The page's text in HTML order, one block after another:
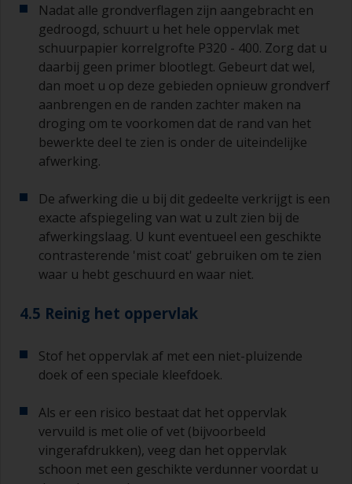
Nadat alle grondverflagen zijn aangebracht en
gedroogd, schuurt u het hele oppervlak met
schuurpapier korrelgrofte P320 - 400. Zorg dat u
daarbij geen primer blootlegt. Gebeurt dat wel,
dan moet u op deze gebieden opnieuw grondverf
aanbrengen en de randen zachter maken na
droging om te voorkomen dat de rand van het
bewerkte deel te zien is onder de uiteindelijke
afwerking.
De afwerking die u bij dit gedeelte verkrijgt is een
exacte afspiegeling van wat u zult zien bij de
afwerkingslaag. U kunt eventueel een geschikte
contrasterende 'mist coat' gebruiken om te zien
waar u hebt geschuurd en waar niet.
4.5 Reinig het oppervlak
Stof het oppervlak af met een niet-pluizende
doek of een speciale kleefdoek.
Als er een risico bestaat dat het oppervlak
vervuild is met olie of vet (bijvoorbeeld
vingerafdrukken), veeg dan het oppervlak
schoon met een geschikte verdunner voordat u